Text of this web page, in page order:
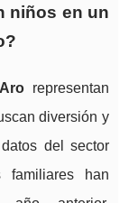
niños en un
representan
diversión y
del sector
familiares han